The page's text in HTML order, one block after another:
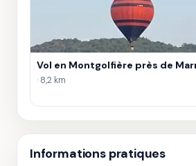
Vol en Montgolfière près de
· 8,2 km
Informations pratiques